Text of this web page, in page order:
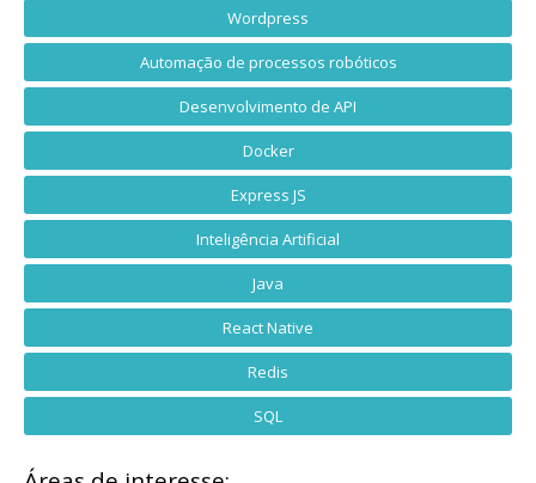
Wordpress
Automação de processos robóticos
Desenvolvimento de API
Docker
Express JS
Inteligência Artificial
Java
React Native
Redis
SQL